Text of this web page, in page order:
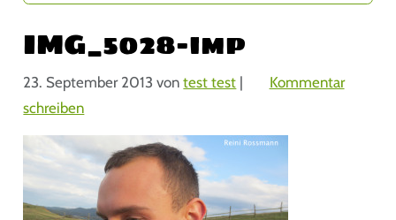
IMG_5028-imp
23. September 2013 vontest test |
Kommentar
schreiben